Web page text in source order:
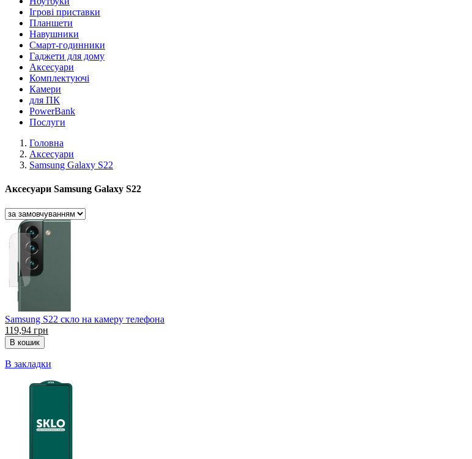
Ігрові приставки
Планшети
Навушники
Смарт-годинники
Гаджети для дому
Аксесуари
Комплектуючі
Камери
для ПК
PowerBank
Послуги
Головна
Аксесуари
Samsung Galaxy S22
Аксесуари Samsung Galaxy S22
Samsung S22 скло на камеру телефона
119,94 грн
В закладки